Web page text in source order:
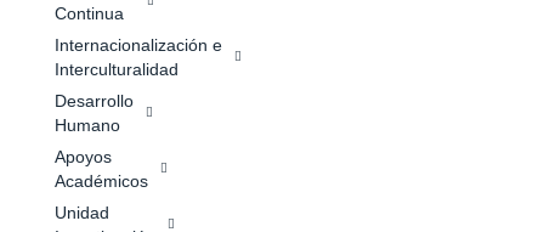
Continua
Internacionalización e
Interculturalidad
Desarrollo
Humano
Apoyos
Académicos
Unidad